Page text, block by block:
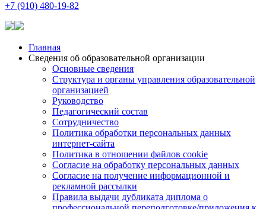
+7 (910) 480-19-82
Главная
Сведения об образовательной организации
Основные сведения
Структура и органы управления образовательной
организацией
Руководство
Педагогический состав
Сотрудничество
Политика обработки персональных данных
интернет-сайта
Политика в отношении файлов cookie
Согласие на обработку персональных данных
Согласие на получение информационной и
рекламной рассылки
Правила выдачи дубликата диплома о